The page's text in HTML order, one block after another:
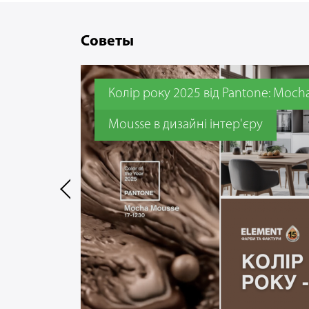
Советы
Колір року 2025 від Pantone:
Mousse в дизайні інтер'єру